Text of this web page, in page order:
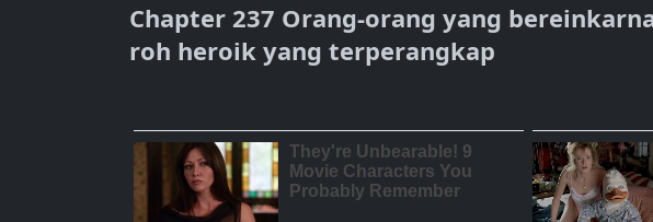
Chapter 237 Orang-orang yang
roh heroik yang terperangkap